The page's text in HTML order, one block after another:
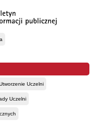
Uczelni
Uczelni